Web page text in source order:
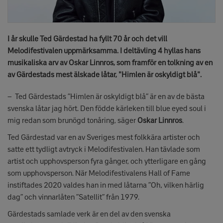
I år skulle Ted Gärdestad ha fyllt 70 år och det vill
Melodifestivalen uppmärksamma. I deltävling 4 hyllas hans
musikaliska arv av Oskar Linnros, som framför en tolkning av en
av Gärdestads mest älskade låtar, "Himlen är oskyldigt blå".
– Ted Gärdestads ”Himlen är oskyldigt blå” är en av de bästa
svenska låtar jag hört. Den födde kärleken till blue eyed soul i
mig redan som brunögd tonåring, säger Oskar Linnros.
Ted Gärdestad var en av Sveriges mest folkkära artister och
satte ett tydligt avtryck i Melodifestivalen. Han tävlade som
artist och upphovsperson fyra gånger, och ytterligare en gång
som upphovsperson. När Melodifestivalens Hall of Fame
instiftades 2020 valdes han in med låtarna ”Oh, vilken härlig
dag” och vinnarlåten ”Satellit” från 1979.
Gärdestads samlade verk är en del av den svenska